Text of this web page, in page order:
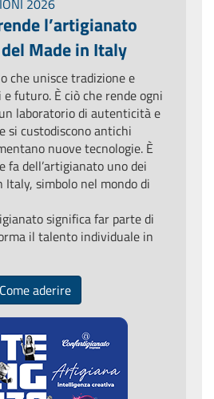
l’artigianato
Made in Italy
che unisce tradizione e
futuro. È ciò che rende ogni
laboratorio di autenticità e
si custodiscono antichi
nuove tecnologie. È
fa dell’artigianato uno dei
simbolo nel mondo di
significa far parte di
il talento individuale in
Come aderire